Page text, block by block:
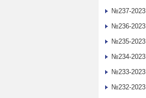
№237-2023
№236-2023
№235-2023
№234-2023
№233-2023
№232-2023